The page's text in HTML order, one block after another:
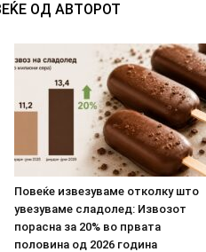
ОД АВТОРОТ
Повеќе извезуваме отколку што
увезуваме сладолед: Извозот
порасна за 20% во првата
половина од 2026 година